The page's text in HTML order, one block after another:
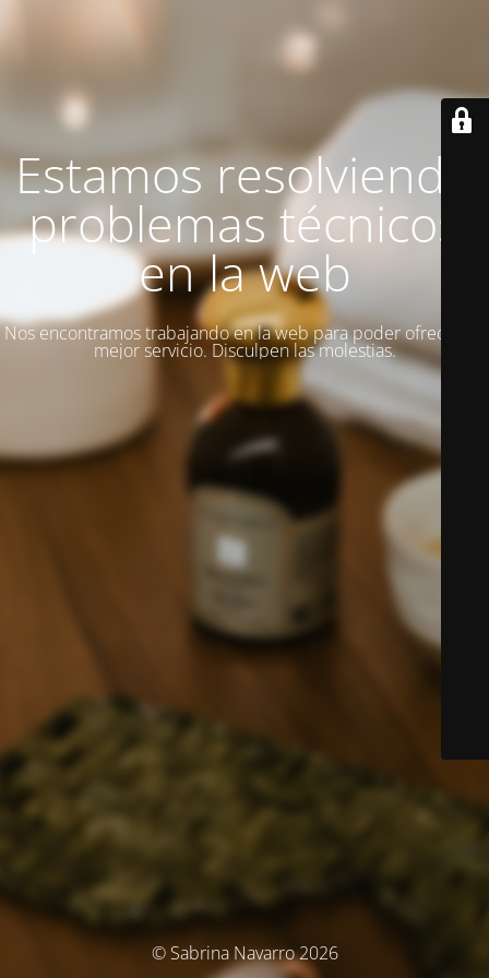
Estamos resolviendo
problemas técnicos
en la web
Nos encontramos trabajando en la web para poder ofrecer un
mejor servicio. Disculpen las molestias.
© Sabrina Navarro 2026